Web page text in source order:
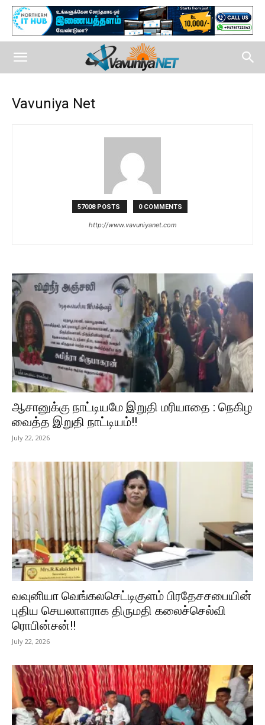
Vavuniya Net
57008 POSTS 0 COMMENTS
http://www.vavuniyanet.com
ஆசானுக்கு நாட்டியமே இறுதி மரியாதை : நெகிழ
வைத்த இறுதி நாட்டியம்!!
July 22, 2026
வவுனியா வெங்கலசெட்டிகுளம் பிரதேசசபையின்
புதிய செயலாளராக திருமதி கலைச்செல்வி
ரொபின்சன்!!
July 22, 2026